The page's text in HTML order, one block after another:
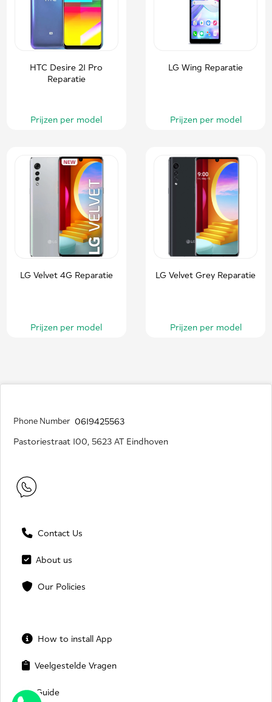
HTC Desire 21 Pro
Reparatie
Prijzen per model
LG Wing Reparatie
Prijzen per model
LG Velvet 4G Reparatie
Prijzen per model
LG Velvet Grey Reparatie
Prijzen per model
Phone Number 0619425563
Pastoriestraat 100, 5623 AT Eindhoven
Contact Us
About us
Our Policies
How to install App
Veelgestelde Vragen
Guide